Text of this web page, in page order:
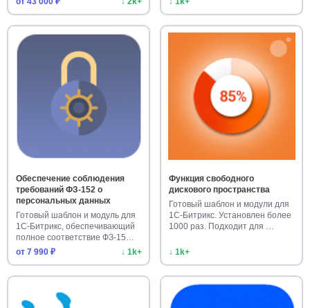
Обеспечение соблюдения
требований ФЗ-152 о
персональных данных
Готовый шаблон и модуль для
1С-Битрикс, обеспечивающий
полное соответствие ФЗ-15…
от 7 990 ₽
↓ 1k+
Функция свободного
дискового пространства
Готовый шаблон и модули для
1С-Битрикс. Установлен более
1000 раз. Подходит для …
↓ 1k+